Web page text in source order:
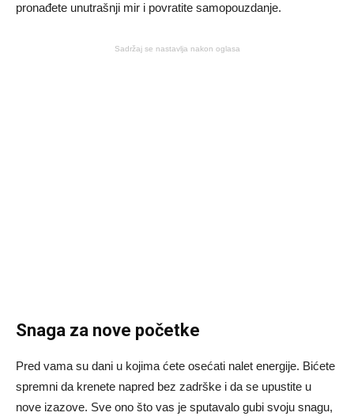
pronađete unutrašnji mir i povratite samopouzdanje.
Sadržaj se nastavlja nakon oglasa
Snaga za nove početke
Pred vama su dani u kojima ćete osećati nalet energije. Bićete
spremni da krenete napred bez zadrške i da se upustite u
nove izazove. Sve ono što vas je sputavalo gubi svoju snagu,